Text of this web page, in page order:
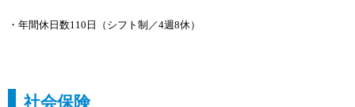
・年間休日数110日（シフト制／4週8休）
社会保険